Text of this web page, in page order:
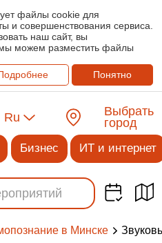
файлы cookie для
и совершенствования сервиса.
наш сайт, вы
можем разместить файлы
Понятно
Ru
Выбрать
город
Бизнес ИТ и интернет
в Минске